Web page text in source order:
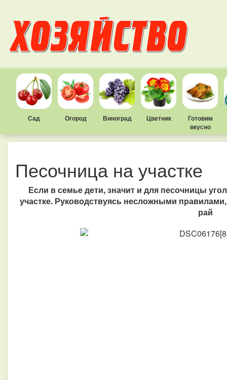
Сад Огород Виноград Цветник
Готовим
вкусно
Песочница на участке
Если в семье дети, значит и для песочницы
участке. Руководствуясь несложными
рай